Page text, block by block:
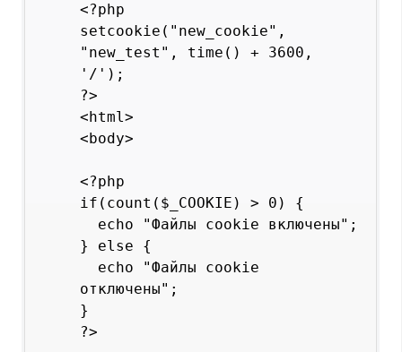
<?php
setcookie("new_cookie",
"new_test", time() + 3600,
'/');
?>
<html>
<body>
<?php
if(count($_COOKIE) > 0) {
echo "Файлы cookie включены";
} else {
echo "Файлы cookie
отключены";
}
?>